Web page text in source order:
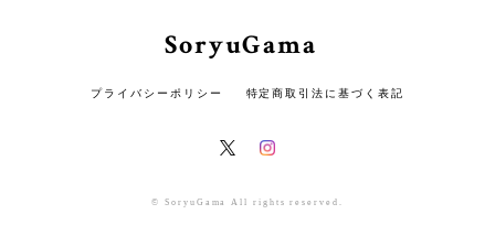
SoryuGama
プライバシーポリシー 特定商取引法に基づく表記
© SoryuGama All rights reserved.